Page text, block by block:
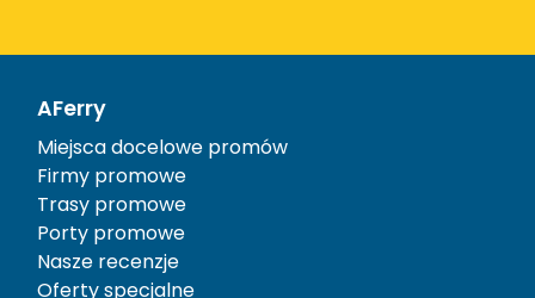
AFerry
Miejsca docelowe promów
Firmy promowe
Trasy promowe
Porty promowe
Nasze recenzje
Oferty specjalne